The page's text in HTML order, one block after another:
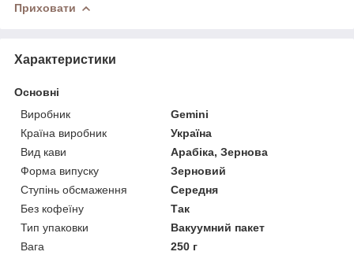
Приховати
Характеристики
Основні
Виробник
Gemini
Країна виробник
Україна
Вид кави
Арабіка, Зернова
Форма випуску
Зерновий
Ступінь обсмаження
Середня
Без кофеїну
Так
Тип упаковки
Вакуумний пакет
Вага
250 г